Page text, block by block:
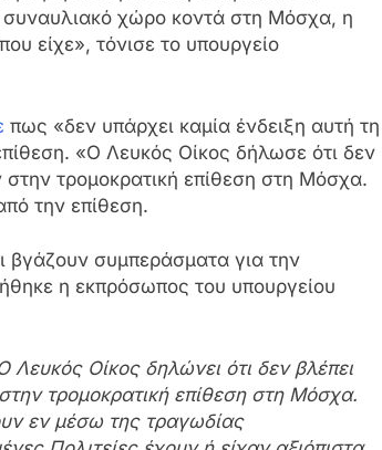
συναυλιακό χώρο κοντά στη Μόσχα, η
είχε», τόνισε το υπουργείο
πως «δεν υπάρχει καμία ένδειξη αυτή τη
«Ο Λευκός Οίκος δήλωσε ότι δεν
τρομοκρατική επίθεση στη Μόσχα.
την επίθεση.
βγάζουν συμπεράσματα για την
η εκπρόσωπος του υπουργείου
Λευκός Οίκος δηλώνει ότι δεν βλέπει
τρομοκρατική επίθεση στη Μόσχα.
εν μέσω της τραγωδίας